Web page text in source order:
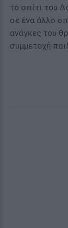
το σπίτι του
σε ένα άλλο
ανάγκες του
συμμετοχή